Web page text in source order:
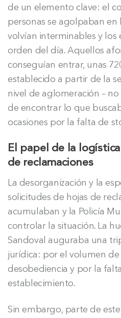
de un elemento clave: el
personas se agolpaban en
volvían interminables y los
orden del día. Aquellos
conseguían entrar, unas
establecido a partir de la
nivel de aglomeración –
de encontrar lo que
ocasiones por la falta de
El papel de la
de reclamaciones
La desorganización y la
solicitudes de hojas de
acumulaban y la Policía
controlar la situación. La
Sandoval auguraba una
jurídica: por el volumen de
desobediencia y por la
establecimiento.
Sin embargo, parte de